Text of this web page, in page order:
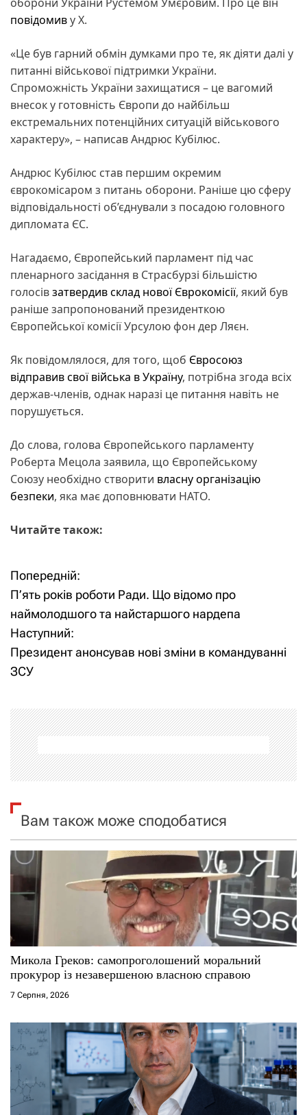
повідомиву X.
«Це був гарний обмін думками про те, як діяти далі у
питанні військової підтримки України.
Спроможність України захищатися – це вагомий
внесок у готовність Європи до найбільш
екстремальних потенційних ситуацій військового
характеру», – написав Андрюс Кубілюс.
Андрюс Кубілюс став першим окремим
єврокомісаром з питань оборони. Раніше цю сферу
відповідальності об’єднували з посадою головного
дипломата ЄС.
Нагадаємо, Європейський парламент під час
пленарного засідання в Страсбурзі більшістю
голосівзатвердив склад нової Єврокомісії, який був
раніше запропонований президенткою
Європейської комісії Урсулою фон дер Ляєн.
Як повідомлялося, для того, щоб Євросоюз
відправив свої війська в Україну, потрібна згода всіх
держав-членів, однак наразі це питання навіть не
порушується.
До слова, голова Європейського парламенту
Роберта Мецола заявила, що Європейському
Союзу необхідно створити власну організацію
безпеки, яка має доповнювати НАТО.
Читайте також:
Н
а
в
і
а
ц
і
я
з
а
и
с
і
в
Попередній:
П’ять років роботи Ради. Що відомо про
наймолодшого та найстаршого нардепа
Наступний:
Президент анонсував нові зміни в командуванні
ЗСУ
Вам також може сподобатися
Микола Греков: самопроголошений моральний
прокурор із незавершеною власною справою
7 Серпня, 2026